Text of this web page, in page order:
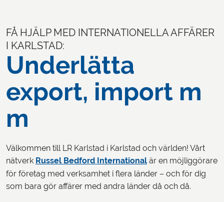
LOGGA IN
FÅ HJÄLP MED INTERNATIONELLA AFFÄRER
I KARLSTAD:
Underlätta
export, import m
m
Välkommen till LR Karlstad i Karlstad och världen! Vårt
nätverk Russel Bedford International är en möjliggörare
för företag med verksamhet i flera länder – och för dig
som bara gör affärer med andra länder då och då.